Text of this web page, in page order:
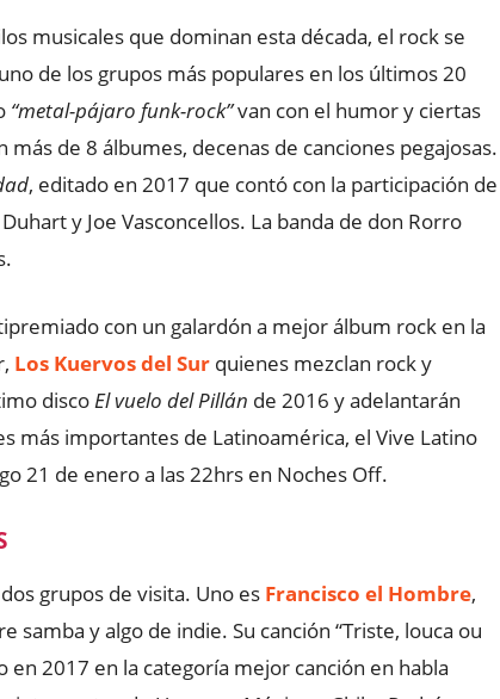
musicales que dominan esta década, el rock se
uno de los grupos más populares en los últimos 20
“metal-pájaro funk-rock”van con el humor y ciertas
de 8 álbumes, decenas de canciones pegajosas.
, editado en 2017 que contó con la participación de
y Joe Vasconcellos. La banda de don Rorro
con un galardón a mejor álbum rock en la
Los Kuervos del Sur quienes mezclan rock y
discoEl vuelo del Pillán de 2016 y adelantarán
más importantes de Latinoamérica, el Vive Latino
21 de enero a las 22hrs en Noches Off.
grupos de visita. Uno es Francisco el Hombre,
samba y algo de indie. Su canción “Triste, louca ou
en 2017 en la categoría mejor canción en habla